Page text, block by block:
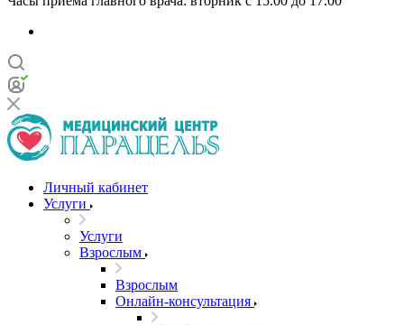
Личный кабинет
Услуги
Услуги
Взрослым
Взрослым
Онлайн-консультация